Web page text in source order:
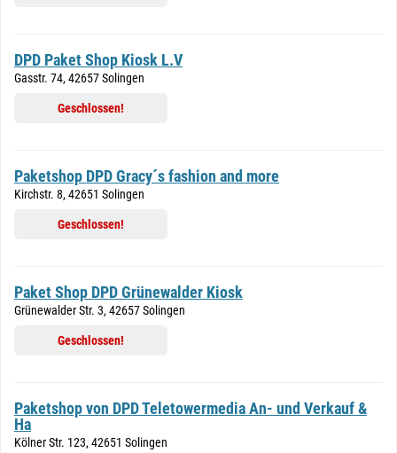
DPD Paket Shop Kiosk L.V
Gasstr. 74, 42657 Solingen
Geschlossen!
Paketshop DPD Gracy´s fashion and more
Kirchstr. 8, 42651 Solingen
Geschlossen!
Paket Shop DPD Grünewalder Kiosk
Grünewalder Str. 3, 42657 Solingen
Geschlossen!
Paketshop von DPD Teletowermedia An- und Verkauf &
Ha
Kölner Str. 123, 42651 Solingen